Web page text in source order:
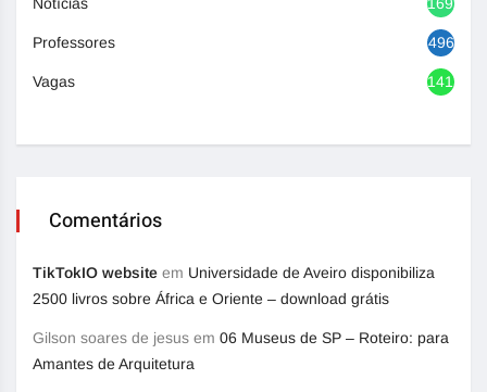
Professores 496
Vagas 1417
Comentários
TikTokIO website em Universidade de Aveiro disponibiliza
2500 livros sobre África e Oriente – download grátis
Gilson soares de jesus em 06 Museus de SP – Roteiro: para
Amantes de Arquitetura